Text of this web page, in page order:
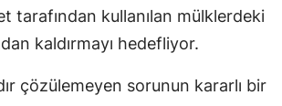
tarafından kullanılan mülklerdeki
kaldırmayı hedefliyor.
çözülemeyen sorunun kararlı bir